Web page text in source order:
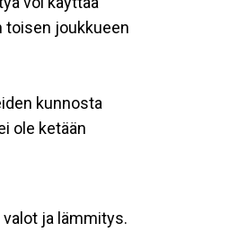
toisen joukkueen
kunnosta
ole ketään
ja lämmitys.